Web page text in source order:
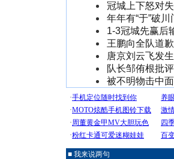
冠城上下怒对
年年有“于”破
1-3冠城先赢后
王鹏向全队道
唐京刘云飞发
队长邹侑根批
被不明物击中
■ 我来说两句